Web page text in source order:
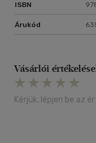
ISBN
Árukód
Vásárlói
Kérjük, lépjen be az